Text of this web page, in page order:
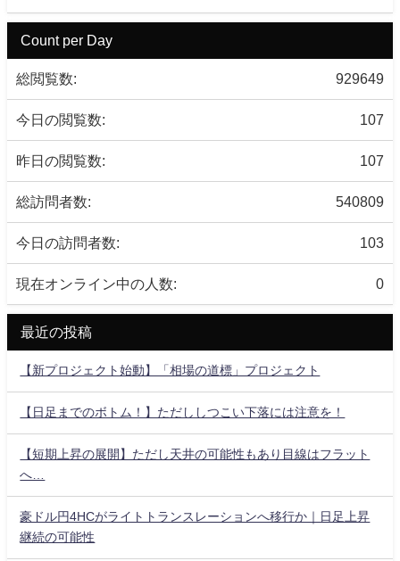
Count per Day
929649
総閲覧数:
107
今日の閲覧数:
107
昨日の閲覧数:
540809
総訪問者数:
103
今日の訪問者数:
0
現在オンライン中の人数:
最近の投稿
【新プロジェクト始動】「相場の道標」プロジェクト
【日足までのボトム！】ただししつこい下落には注意を！
【短期上昇の展開】ただし天井の可能性もあり目線はフラット
へ…
豪ドル円4HCがライトトランスレーションへ移行か｜日足上昇
継続の可能性